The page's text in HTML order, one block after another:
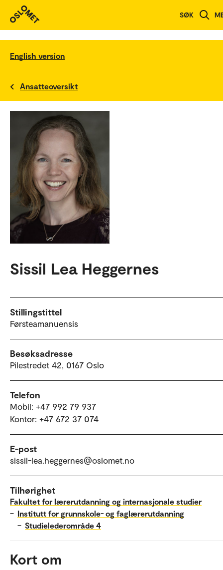
SØK
English version
Ansatteoversikt
Sissil Lea Heggernes
Stillingstittel
Førsteamanuensis
Besøksadresse
Pilestredet 42, 0167 Oslo
Telefon
Mobil: +47 992 79 937
Kontor: +47 672 37 074
E-post
sissil-lea.heggernes@oslomet.no
Tilhørighet
Fakultet for lærerutdanning og internasjonale studier
– Institutt for grunnskole- og faglærerutdanning
– Studielederområde 4
Kort om